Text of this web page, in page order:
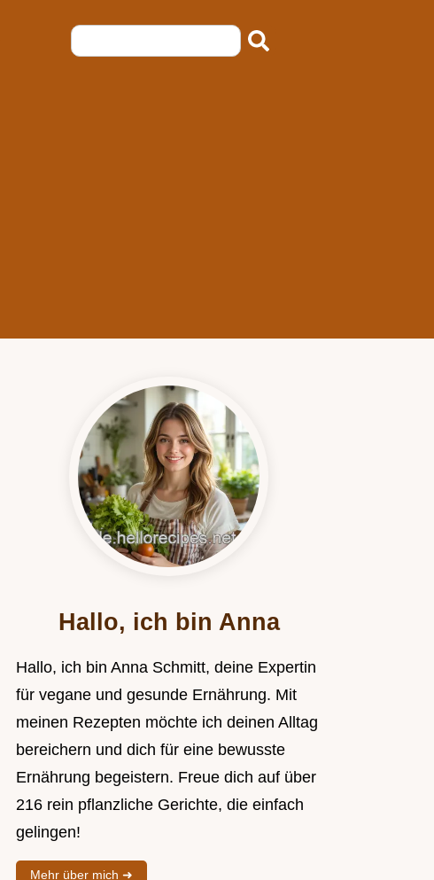
Hallo, ich bin Anna
Hallo, ich bin Anna Schmitt, deine Expertin
für vegane und gesunde Ernährung. Mit
meinen Rezepten möchte ich deinen Alltag
bereichern und dich für eine bewusste
Ernährung begeistern. Freue dich auf über
216 rein pflanzliche Gerichte, die einfach
gelingen!
Mehr über mich ➜